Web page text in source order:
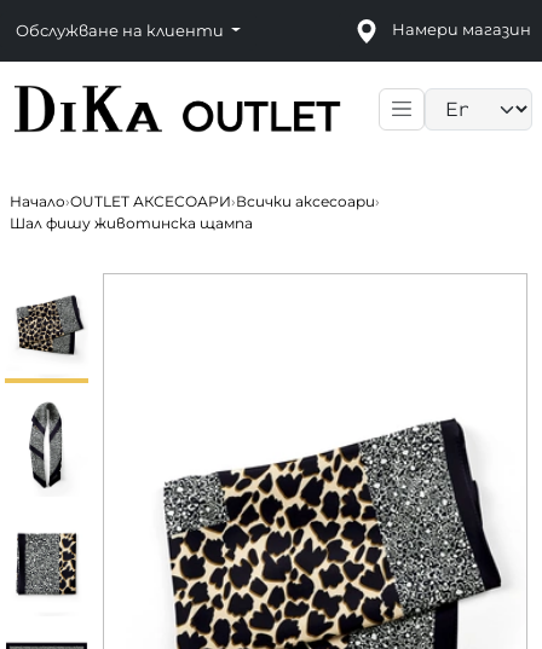
Обслужване на клиенти Намери магазин
Начало›OUTLET АКСЕСОАРИ›Всички аксесоари›
Шал фишу животинска щампа